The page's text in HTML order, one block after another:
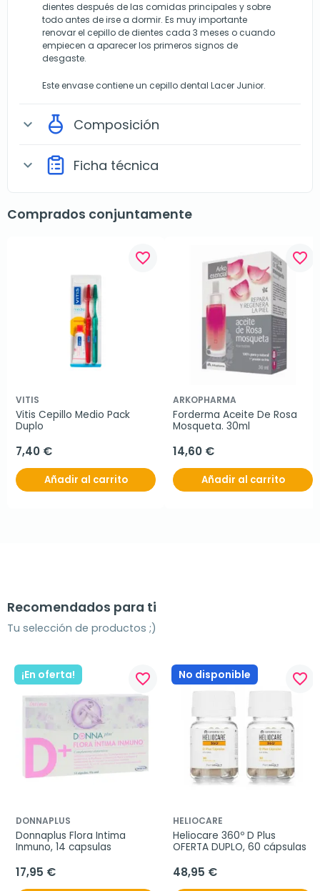
dientes después de las comidas principales y sobre
todo antes de irse a dormir. Es muy importante
renovar el cepillo de dientes cada 3 meses o cuando
empiecen a aparecer los primeros signos de
desgaste.
Este envase contiene un cepillo dental Lacer Junior.
expand_more Composición
expand_more Ficha técnica
Comprados conjuntamente
favorite_border
VITIS
Vitis Cepillo Medio Pack
Duplo
7,40 €
Añadir al carrito
favorite_border
ARKOPHARMA
Forderma Aceite De Rosa
Mosqueta. 30ml
14,60 €
Añadir al carrito
Recomendados para ti
Tu selección de productos ;)
¡En oferta! favorite_border
DONNAPLUS
Donnaplus Flora Intima
Inmuno, 14 capsulas
17,95 €
No disponible favorite_border
HELIOCARE
Heliocare 360º D Plus
OFERTA DUPLO, 60 cápsulas
48,95 €